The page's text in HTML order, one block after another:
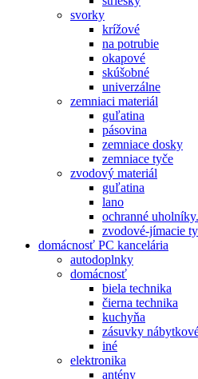
svorky
krížové
na potrubie
okapové
skúšobné
univerzálne
zemniaci materiál
guľatina
pásovina
zemniace dosky
zemniace tyče
zvodový materiál
guľatina
lano
ochranné
zvodové-jímacie
domácnosť PC kancelária
autodoplnky
domácnosť
biela technika
čierna technika
kuchyňa
zásuvky
iné
elektronika
antény